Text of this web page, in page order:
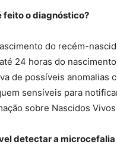
feito o diagnóstico?
do recém-
24 horas do
de possíveis anomalias
sensíveis para
sobre Nascidos
detectar a